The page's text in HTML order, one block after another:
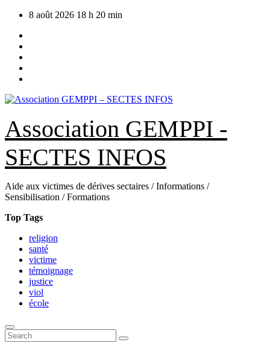
Skip
content
8 août 2026 18 h 20 min
Association GEMPPI -
SECTES INFOS
Aide aux victimes de dérives sectaires / Informations /
Sensibilisation / Formations
Top Tags
religion
santé
victime
témoignage
justice
viol
école